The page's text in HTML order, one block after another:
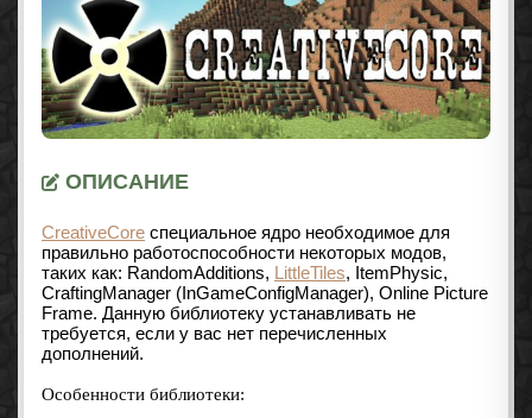
ОПИСАНИЕ
CreativeCore специальное ядро необходимое для
правильно работоспособности некоторых модов,
таких как: RandomAdditions, LittleTiles, ItemPhysic,
CraftingManager (InGameConfigManager), Online Picture
Frame. Данную библиотеку устанавливать не
требуется, если у вас нет перечисленных
дополнений.
Особенности библиотеки: